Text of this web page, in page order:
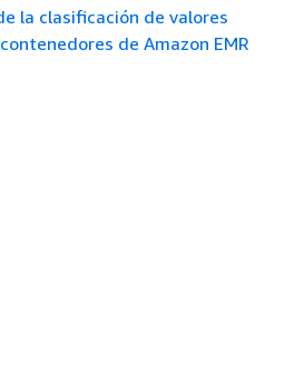
la clasificación de valores
de Amazon EMR